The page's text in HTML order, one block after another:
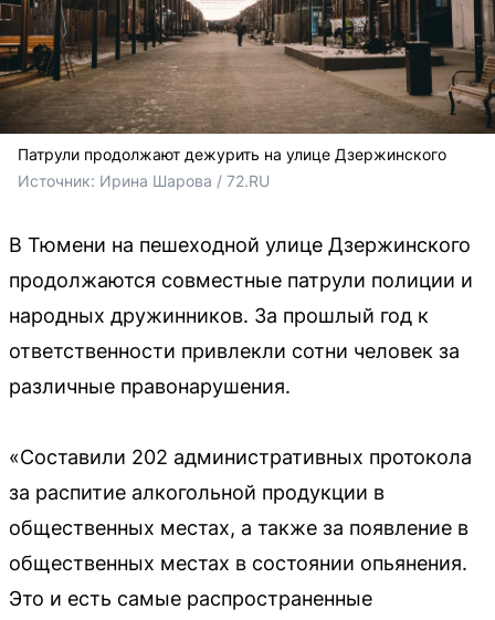
Патрули продолжают дежурить на улице Дзержинского
Источник: Ирина Шарова / 72.RU
В Тюмени на пешеходной улице Дзержинского
продолжаются совместные патрули полиции и
народных дружинников. За прошлый год к
ответственности привлекли сотни человек за
различные правонарушения.
«Составили 202 административных протокола
за распитие алкогольной продукции в
общественных местах, а также за появление в
общественных местах в состоянии опьянения.
Это и есть самые распространенные